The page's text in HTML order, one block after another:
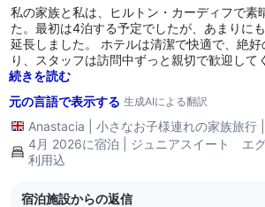
management team for review. We are also sorry to hear that
the bathroom layout and towel storage
as they should be, and that the safe was
room upon arrival, resulting in a long wait
certainly not the level of convenience we
we appreciate you bringing it to our attention.
we regret that the breakfast selection,
私の家族と私は、ヒルトン・カーディフで素
た。最初は4泊する予定でしたが、あまりに
延長しました。 ホテルは清潔で快適で、絶好のロケーションにあ
り、スタッフは訪問中ずっと親切で歓迎して
本当にリラックスでき、思い出に残る体験を
たいと思います。
続きを読む
元の言語で表示する 生成AIによる翻訳
Anastacia 小さなお子様連れの家族旅行
4月 2026に宿泊 | ジュニアスイート エ
利用込
宿泊施設からの返信